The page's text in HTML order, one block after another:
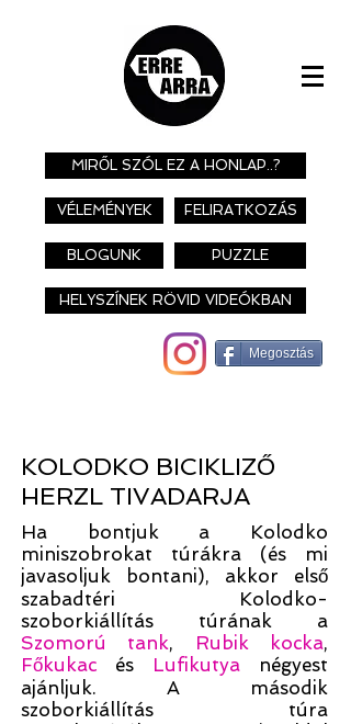
MIRŐL SZÓL EZ A HONLAP..?
VÉLEMÉNYEK FELIRATKOZÁS
BLOGUNK PUZZLE
HELYSZÍNEK RÖVID VIDEÓKBAN
Megosztás
KOLODKO BICIKLIZŐ
HERZL TIVADARJA
Ha bontjuk a Kolodko
miniszobrokat túrákra (és mi
javasoljuk bontani), akkor első
szabadtéri Kolodko-
szoborkiállítás túrának a
Szomorú tank, Rubik kocka,
Főkukac és Lufikutya négyest
ajánljuk. A második
szoborkiállítás túra